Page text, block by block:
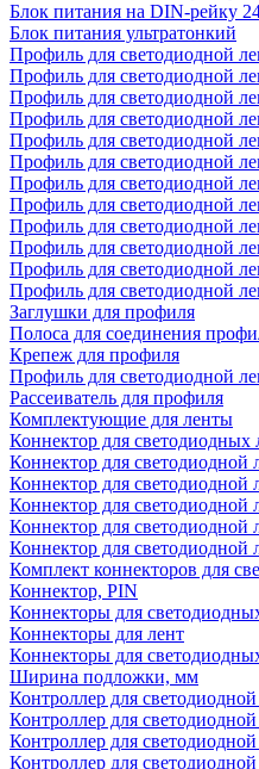
Блок питания на DIN-рейку
Блок питания ультратонкий
Профиль для светодиодной
Профиль для светодиодной
Профиль для светодиодной
Профиль для светодиодной
Профиль для светодиодной
Профиль для светодиодной
Профиль для светодиодной
Профиль для светодиодной
Профиль для светодиодной
Профиль для светодиодной
Профиль для светодиодной
Профиль для светодиодной
Заглушки для профиля
Полоса для соединения
Крепеж для профиля
Профиль для светодиодной
Рассеиватель для профиля
Комплектующие для ленты
Коннектор для светодиодных
Коннектор для светодиодной
Коннектор для светодиодной
Коннектор для светодиодной
Коннектор для светодиодной
Коннектор для светодиодной
Комплект коннекторов для
Коннектор, PIN
Коннекторы для
Коннекторы для лент
Коннекторы для
Ширина подложки, мм
Контроллер для
Контроллер для
Контроллер для
Контроллер для